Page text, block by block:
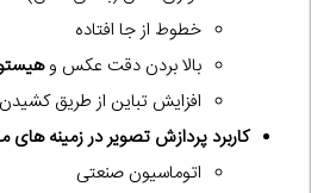
خطوط از جا افتاده
بالا بردن دقت عکس و
افزایش تباین از طریق
کاربرد پردازش تصویر در زمینه های
اتوماسیون صنعتی